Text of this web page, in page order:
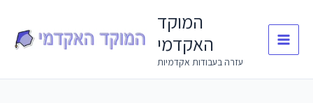
content
המוקד
האקדמי
עזרה בעבודות אקדמיות